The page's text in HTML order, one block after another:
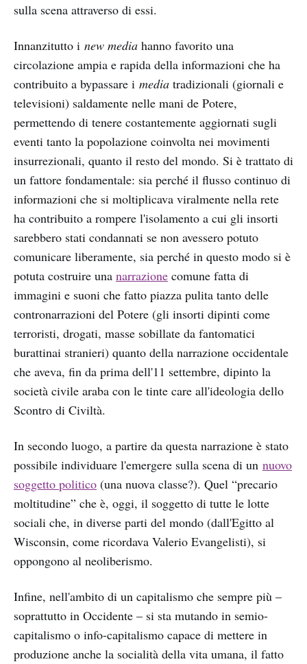
sulla scena attraverso di essi.
Innanzitutto i new media hanno favorito una
circolazione ampia e rapida della informazioni che ha
contribuito a bypassare i media tradizionali (giornali e
televisioni) saldamente nelle mani de Potere,
permettendo di tenere costantemente aggiornati sugli
eventi tanto la popolazione coinvolta nei movimenti
insurrezionali, quanto il resto del mondo. Si è trattato di
un fattore fondamentale: sia perché il flusso continuo di
informazioni che si moltiplicava viralmente nella rete
ha contribuito a rompere l'isolamento a cui gli insorti
sarebbero stati condannati se non avessero potuto
comunicare liberamente, sia perché in questo modo si è
potuta costruire una narrazione comune fatta di
immagini e suoni che fatto piazza pulita tanto delle
contronarrazioni del Potere (gli insorti dipinti come
terroristi, drogati, masse sobillate da fantomatici
burattinai stranieri) quanto della narrazione occidentale
che aveva, fin da prima dell'11 settembre, dipinto la
società civile araba con le tinte care all'ideologia dello
Scontro di Civiltà.
In secondo luogo, a partire da questa narrazione è stato
possibile individuare l'emergere sulla scena di un nuovo
soggetto politico (una nuova classe?). Quel “precario
moltitudine” che è, oggi, il soggetto di tutte le lotte
sociali che, in diverse parti del mondo (dall'Egitto al
Wisconsin, come ricordava Valerio Evangelisti), si
oppongono al neoliberismo.
Infine, nell'ambito di un capitalismo che sempre più –
soprattutto in Occidente – si sta mutando in semio-
capitalismo o info-capitalismo capace di mettere in
produzione anche la socialità della vita umana, il fatto